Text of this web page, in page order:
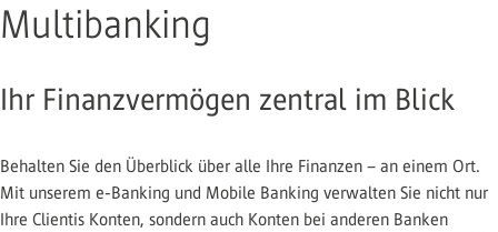
Multibanking
Ihr Finanzvermögen zentral im Blick
Behalten Sie den Überblick über alle Ihre Finanzen – an einem Ort.
Mit unserem e-Banking und Mobile Banking verwalten Sie nicht nur
Ihre Clientis Konten, sondern auch Konten bei anderen Banken